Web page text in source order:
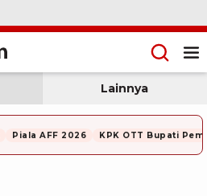
Lainnya
Piala AFF 2026 KPK OTT Bupati